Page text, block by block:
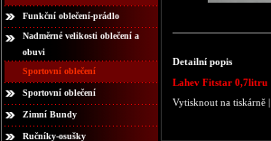
Funkční oblečení-prádlo
Nadměrné velikosti oblečení a
obuvi
Sportovní oblečení
Sportovní oblečení
Zimní Bundy
Ručníky-osušky
Detailní popis
Lahev Fitstar 0,7litru
Vytisknout na tiskárně |